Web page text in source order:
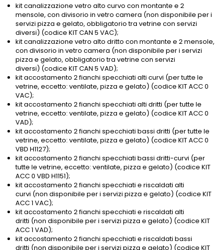
kit canalizzazione vetro alto curvo con montante e 2
mensole, con divisorio in vetro camera (non disponibile per i
servizi pizza e gelato, obbligatorio tra vetrine con servizi
diversi) (codice KIT CAN 5 VAC);
kit canalizzazione vetro alto dritto con montante e 2 mensole,
con divisorio in vetro camera (non disponibile per i servizi
pizza e gelato, obbligatorio tra vetrine con servizi
diversi) (codice KIT CAN 5 VAD);
kit accostamento 2 fianchi specchiati alti curvi (per tutte le
vetrine, eccetto: ventilate, pizza e gelato) (codice KIT ACC 0
VAC);
kit accostamento 2 fianchi specchiati alti dritti (per tutte le
vetrine, eccetto: ventilate, pizza e gelato) (codice KIT ACC 0
VAD);
kit accostamento 2 fianchi specchiati bassi dritti (per tutte le
vetrine, eccetto: ventilate, pizza e gelato) (codice KIT ACC 0
VBD H1127);
kit accostamento 2 fianchi specchiati bassi dritti-curvi (per
tutte le vetrine, eccetto: ventilate, pizza e gelato) (codice KIT
ACC 0 VBD H1151);
kit accostamento 2 fianchi specchiati e riscaldati alti
curvi (non disponibile per i servizi pizza e gelato) (codice KIT
ACC 1 VAC);
kit accostamento 2 fianchi specchiati e riscaldati alti
dritti (non disponibile per i servizi pizza e gelato) (codice KIT
ACC 1 VAD);
kit accostamento 2 fianchi specchiati e riscaldati bassi
dritti (non disponibile per i servizi pizza e gelato) (codice KIT